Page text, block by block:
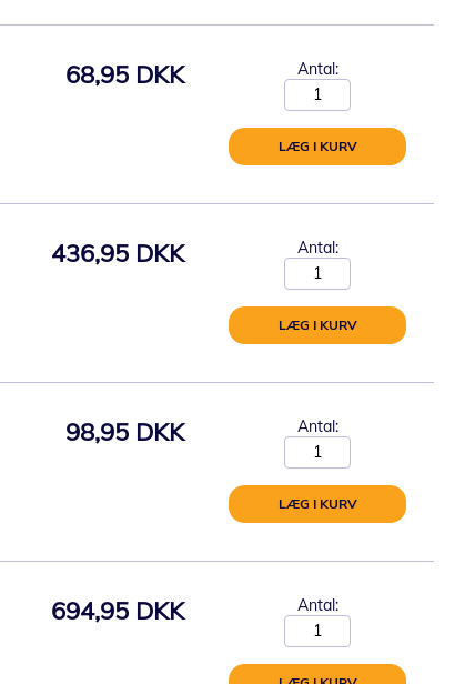
68,95 DKK Antal:
LÆG I KURV
436,95 DKK Antal:
LÆG I KURV
98,95 DKK Antal:
LÆG I KURV
694,95 DKK Antal: